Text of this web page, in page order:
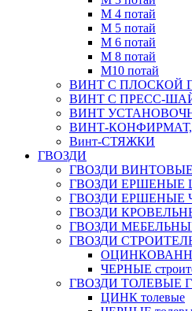
М 4 потай
М 5 потай
М 6 потай
М 8 потай
М10 потай
ВИНТ С ПЛОСКОЙ
ВИНТ С ПРЕСС-
ВИНТ
ВИНТ-
Винт-СТЯЖКИ
ГВОЗДИ
ГВОЗДИ ВИНТОВЫЕ
ГВОЗДИ ЕРШЕНЫЕ
ГВОЗДИ ЕРШЕНЫЕ
ГВОЗДИ
ГВОЗДИ
ГВОЗДИ
ЧЕРНЫЕ
ГВОЗДИ ТОЛЕВЫЕ
ЦИНК толевые